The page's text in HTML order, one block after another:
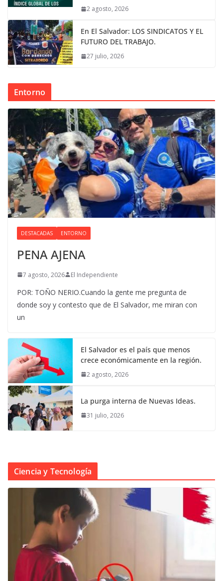
2 agosto, 2026
En El Salvador: LOS SINDICATOS Y EL
FUTURO DEL TRABAJO.
27 julio, 2026
Entorno
DESTACADAS ENTORNO
PENA AJENA
7 agosto, 2026 El Independiente
POR: TOÑO NERIO.Cuando la gente me pregunta de
donde soy y contesto que de El Salvador, me miran con
un
El Salvador es el país que menos
crece económicamente en la región.
2 agosto, 2026
La purga interna de Nuevas Ideas.
31 julio, 2026
Ciencia y Tecnología